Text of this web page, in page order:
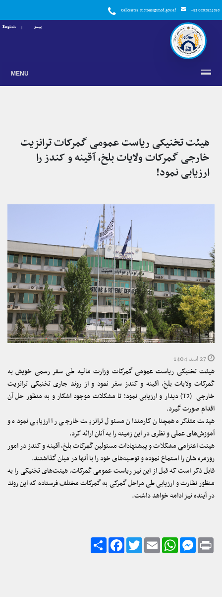
Callcenter.customs@mof.gov.af +93 0202924858
پښتو English
MENU
هیئت تخنیکی ریاست عمومی گمرکات ترانزیت
خارجی گمرکات ولایات بلخ، آقینه و کندز را
ارزیابی نمود!
هیئت تخنیکی ریاست عمومی گمرکات وزارت مالیه طی سفر رسمی خویش به
گمرکات ولایات بلخ، آقینه و کندز سفر نمود و از روند جاری تخنیکی ترانزیت
خارجی (T2) دیدار و ارزیابی نمود؛ تا مشکلات موجود اشکار و به منظور حل آن
اقدام صورت گیرد.
هیئت متذکره همچنان کارمندان مسئول ترانزیت خارجی را ارزیابی نموده و
آموزش‌های عملی و نظری در این زمینه را به آنان ارائه کرد.
هیئت اعتزامی مشکلات و پیشنهادات مسئولین گمرکات بلخ، آقینه و کندز در امور
روزمره‌ شان را استماع نموده و توصیه‌های خود را با آنها در میان گذاشتند.
قابل ذکر است که قبل از این نیز ریاست عمومی گمرکات، هیئت‌های تخنیکی را به
منظور نظارت و ارزیابی طی مراحل گمرکی به گمرکات مختلف فرستاده که این روند
در آینده نیز ادامه خواهد داشت.